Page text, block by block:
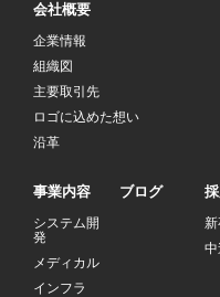
会社概要
企業情報
組織図
主要取引先
ロゴに込めた想い
沿革
事業内容
システム開
発
メディカル
インフラ
ブログ
新
中